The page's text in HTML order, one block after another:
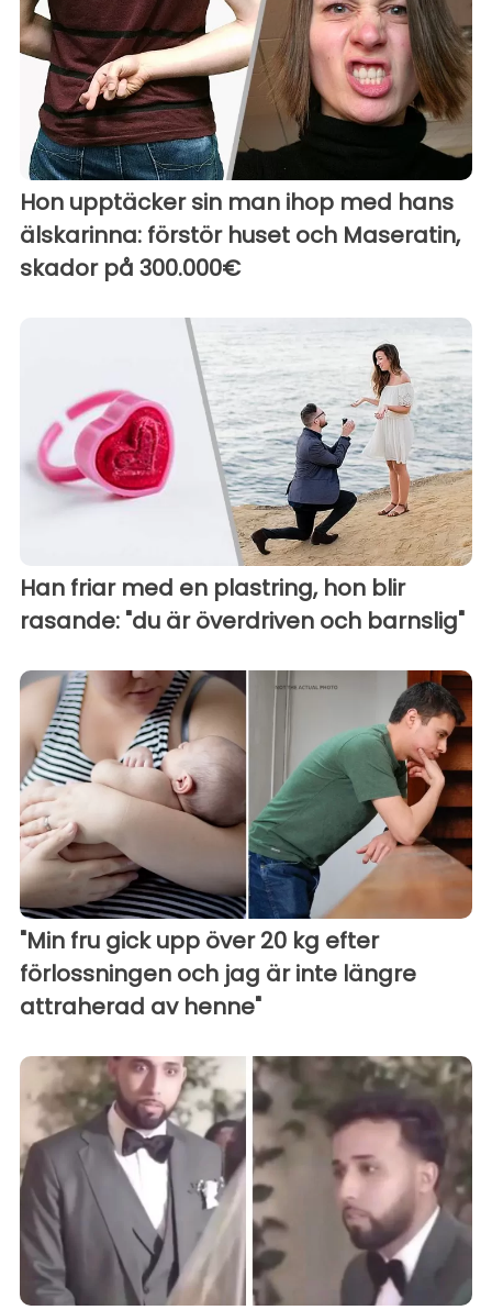
Hon upptäcker sin man ihop med hans
älskarinna: förstör huset och Maseratin,
skador på 300.000€
Han friar med en plastring, hon blir
rasande: "du är överdriven och barnslig"
"Min fru gick upp över 20 kg efter
förlossningen och jag är inte längre
attraherad av henne"